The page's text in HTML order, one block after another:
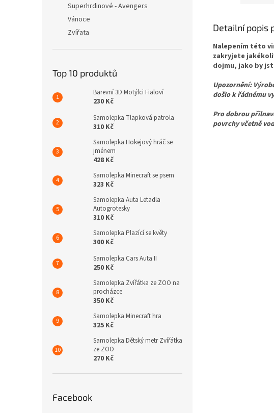
Superhrdinové - Avengers
Vánoce
Zvířata
Top 10 produktů
Barevní 3D Motýlci Fialoví
230 Kč
Samolepka Tlapková patrola
310 Kč
Samolepka Hokejový hráč se
jménem
428 Kč
Samolepka Minecraft se psem
323 Kč
Samolepka Auta Letadla
Autogrotesky
310 Kč
Samolepka Plazící se květy
300 Kč
Samolepka Cars Auta II
250 Kč
Samolepka Zvířátka ze ZOO na
procházce
350 Kč
Samolepka Minecraft hra
325 Kč
Samolepka Dětský metr Zvířátka
ze ZOO
270 Kč
Facebook
Detailní popis
Nalepením této
zakryjete
dojmu, jako by
Upozornění:
došlo k řádnému
Pro dobrou
povrchy včetně